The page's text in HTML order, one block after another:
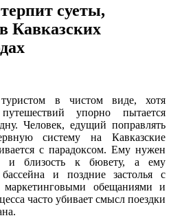
суеты,
Кавказских
в чистом виде, хотя
упорно пытается
Человек, едущий поправлять
систему на Кавказские
с парадоксом. Ему нужен
и близость к бювету, а ему
и поздние застолья с
обещаниями и
часто убивает смысл поездки